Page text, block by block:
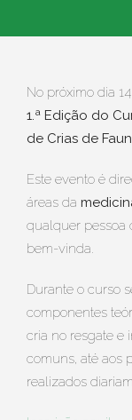
No próximo dia
1.ª Edição do
de Crias de
Este evento é
áreas da
qualquer pessoa
bem-vinda.
Durante o curso
componentes
cria no resgate e
comuns, até aos
realizados